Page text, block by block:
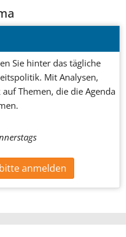
Sie hinter das tägliche
Mit Analysen,
Themen, die die Agenda
anmelden